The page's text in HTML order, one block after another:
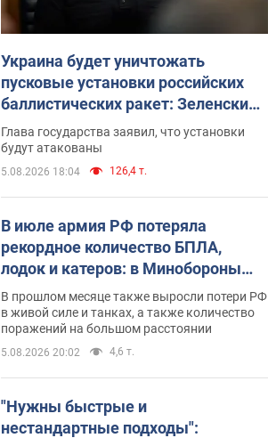
Украина будет уничтожать
пусковые установки российских
баллистических ракет: Зеленский
провел заседание СНБО
Глава государства заявил, что установки
будут атакованы
5.08.2026 18:04 126,4 т.
В июле армия РФ потеряла
рекордное количество БПЛА,
лодок и катеров: в Минобороны
обнародовали статистику
В прошлом месяце также выросли потери РФ
в живой силе и танках, а также количество
поражений на большом расстоянии
5.08.2026 20:02 4,6 т.
"Нужны быстрые и
нестандартные подходы":